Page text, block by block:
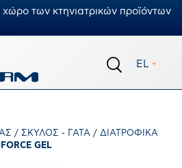
χώρο των κτηνιατρικών προϊόντων
EL
/ ΣΚΎΛΟΣ - ΓΆΤΑ / ΔΙΑΤΡΟΦΙΚΆ
GEL